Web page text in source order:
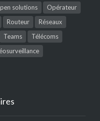
solutions
Opérateur
Routeur
Réseaux
Teams
Télécoms